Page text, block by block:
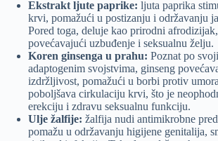
Ekstrakt ljute paprike: ljuta paprika
krvi, pomažući u postizanju i održavanju
Pored toga, deluje kao prirodni afrodizijak,
povećavajući uzbuđenje i seksualnu želju.
Koren ginsenga u prahu: Poznat po
adaptogenim svojstvima, ginseng
izdržljivost, pomažući u borbi protiv
poboljšava cirkulaciju krvi, što je
erekciju i zdravu seksualnu funkciju.
Ulje žalfije: žalfija nudi antimikrobne
pomažu u održavanju higijene genitalija,